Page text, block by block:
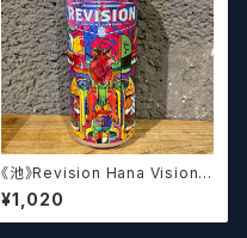
《池》Revision Hana Vision I
PA / ハナヴィジョンIPA【クラフ
トビール】
¥1,020